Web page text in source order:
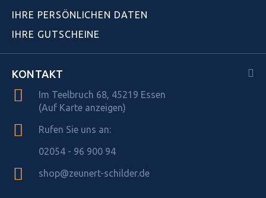
IHRE PERSÖNLICHEN DATEN
IHRE GUTSCHEINE
KONTAKT
Im Teelbruch 68, 45219 Essen
(Auf Karte anzeigen)
Rufen Sie uns an:
02054 - 96 900 94
shop@zeunert-schilder.de